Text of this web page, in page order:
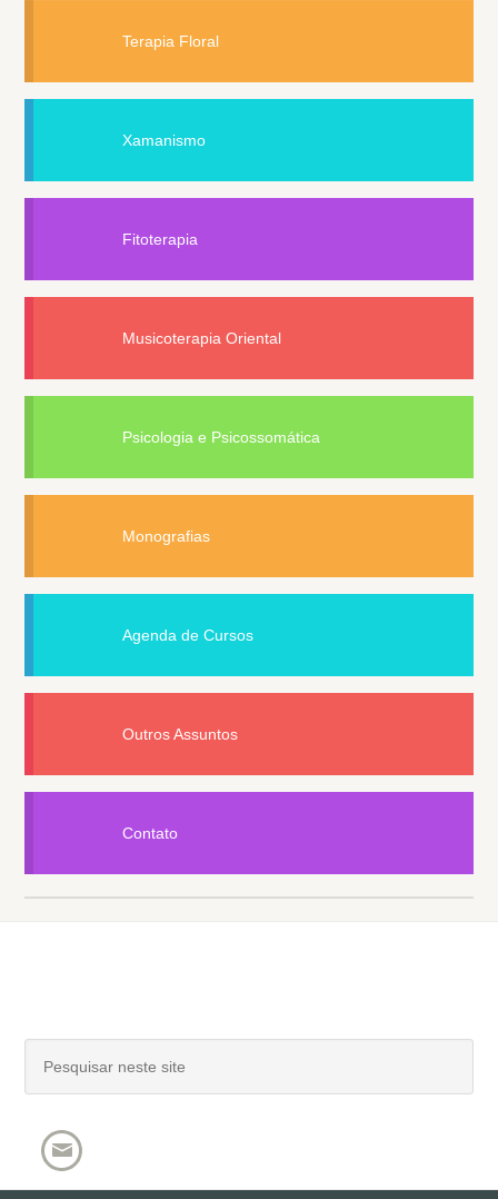
Terapia Floral
Xamanismo
Fitoterapia
Musicoterapia Oriental
Psicologia e Psicossomática
Monografias
Agenda de Cursos
Outros Assuntos
Contato